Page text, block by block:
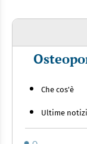
Che cos'è
Ultime